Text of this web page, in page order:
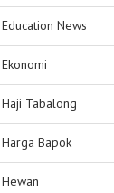
Education News
Ekonomi
Haji Tabalong
Harga Bapok
Hewan